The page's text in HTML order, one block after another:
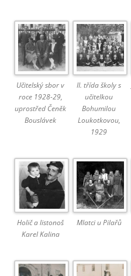
Učitelský sbor v
roce 1928-29,
uprostřed Čeněk
Bouslávek
II. třída školy s
učitelkou
Bohumilou
Loukotkovou,
1929
Holič a listonoš
Karel Kalina
Mlatci u Pilařů